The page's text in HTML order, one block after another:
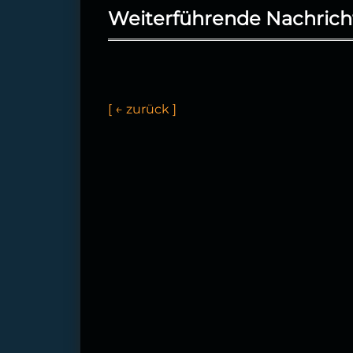
Weiterführende
[ ← zurück ]